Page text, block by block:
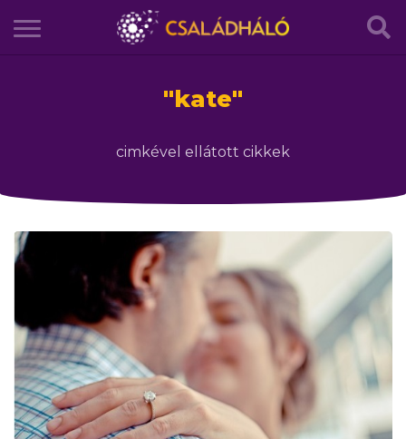
"kate"
cimkével ellátott cikkek